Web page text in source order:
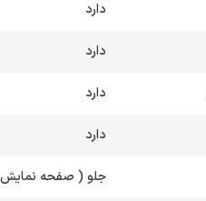
دارد
دارد
دارد
دارد
جلو ( صفحه